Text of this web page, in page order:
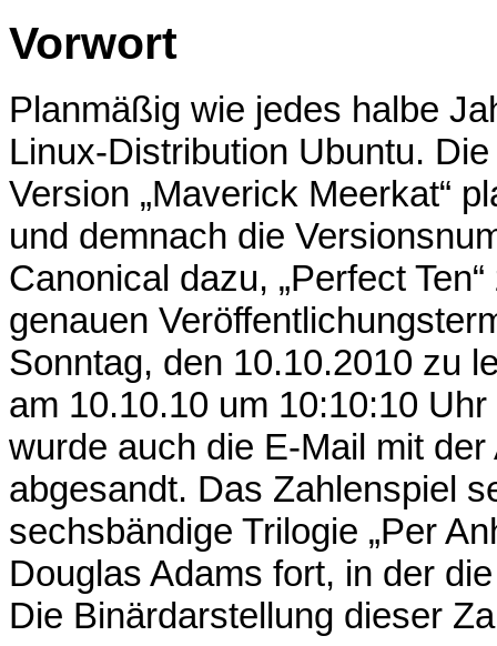
Vorwort
Planmäßig wie jedes halbe
Linux-Distribution Ubuntu.
Version „Maverick Meerkat“
und demnach die
Canonical dazu, „Perfect
genauen
Sonntag, den 10.10.2010 zu
am 10.10.10 um 10:10:10
wurde auch die E-Mail mit
abgesandt. Das Zahlenspiel
sechsbändige Trilogie „Per
Douglas Adams fort, in der
Die Binärdarstellung dieser